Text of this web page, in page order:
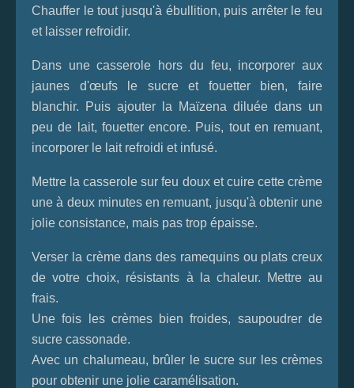
Chauffer le tout jusqu'à ébullition, puis arrêter le feu
et laisser refroidir.
Dans une casserole hors du feu, incorporer aux
jaunes d'œufs le sucre et fouetter bien, faire
blanchir. Puis ajouter la Maïzena diluée dans un
peu de lait, fouetter encore. Puis, tout en remuant,
incorporer le lait refroidi et infusé.
Mettre la casserole sur feu doux et cuire cette crème
une à deux minutes en remuant, jusqu'à obtenir une
jolie consistance, mais pas trop épaisse.
Verser la crème dans des ramequins ou plats creux
de votre choix, résistants à la chaleur. Mettre au
frais.
Une fois les crèmes bien froides, saupoudrer de
sucre cassonade.
Avec un chalumeau, brûler le sucre sur les crèmes
pour obtenir une jolie caramélisation.